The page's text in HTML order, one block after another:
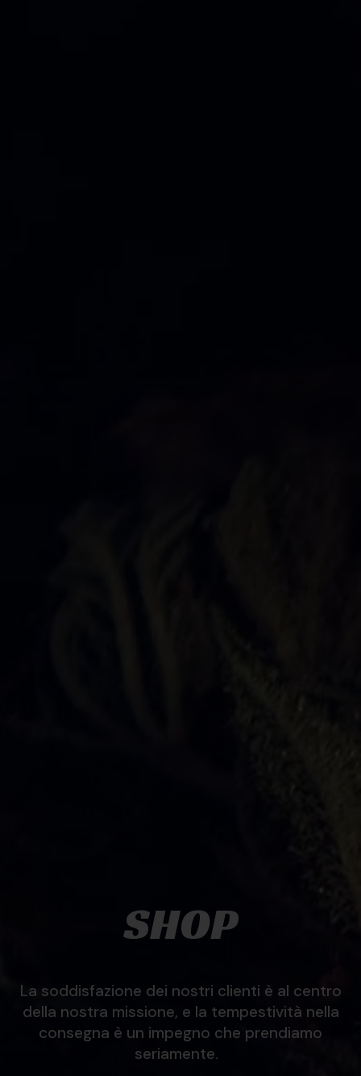
SHOP
La soddisfazione dei nostri clienti è al centro
della nostra missione, e la tempestività nella
consegna è un impegno che prendiamo
seriamente.